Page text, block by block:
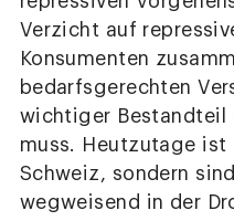
Verzicht auf
Konsumenten
bedarfsgerechten
wichtiger Bestandteil
muss. Heutzutage
Schweiz, sondern
wegweisend in der